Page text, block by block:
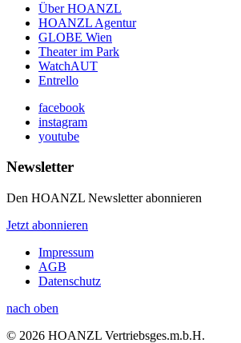
Über HOANZL
HOANZL Agentur
GLOBE Wien
Theater im Park
WatchAUT
Entrello
facebook
instagram
youtube
Newsletter
Den HOANZL Newsletter abonnieren
Jetzt abonnieren
Impressum
AGB
Datenschutz
nach oben
© 2026 HOANZL Vertriebsges.m.b.H.